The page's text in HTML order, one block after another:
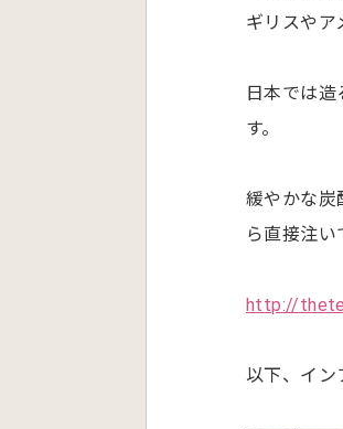
ギリスやア
日本では
す。
緩やかな炭
ら直接注い
http://
以下、イン